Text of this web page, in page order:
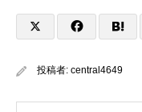
投稿者: central4649